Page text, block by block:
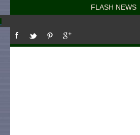
FLASH NEWS